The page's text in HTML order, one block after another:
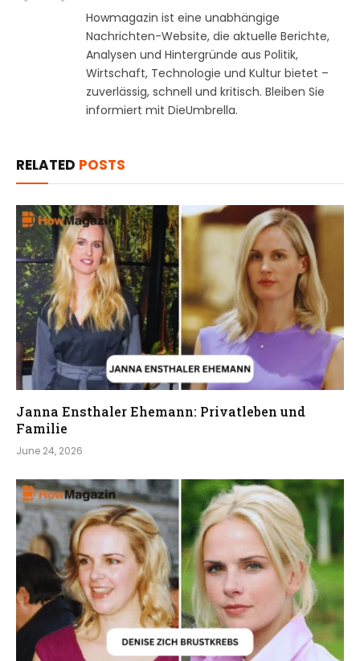
Howmagazin ist eine unabhängige
Nachrichten-Website, die aktuelle Berichte,
Analysen und Hintergründe aus Politik,
Wirtschaft, Technologie und Kultur bietet –
zuverlässig, schnell und kritisch. Bleiben Sie
informiert mit DieUmbrella.
RELATED POSTS
Janna Ensthaler Ehemann: Privatleben und
Familie
June 24, 2026